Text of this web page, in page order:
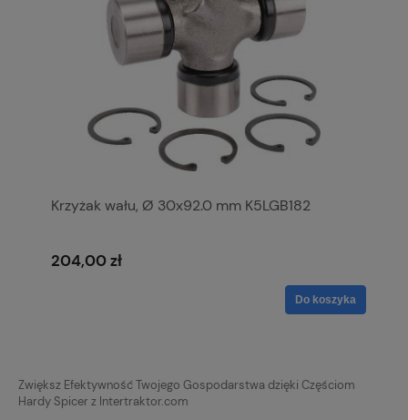
Krzyżak wału, Ø 30x92.0 mm K5LGB182
204,00 zł
Do koszyka
Zwiększ Efektywność Twojego Gospodarstwa dzięki Częściom
Hardy Spicer z Intertraktor.com